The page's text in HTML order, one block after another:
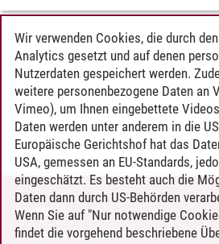
Timo Leder/30.06.2024
KONTAKT
LEUPHANA ALS ARBEITGEBER
Wir verwenden Cookies, die durch
Analytics gesetzt und auf denen
Nutzerdaten gespeichert werden.
weitere personenbezogene Daten an
Vimeo), um Ihnen eingebettete
Daten werden unter anderem in die
Europäische Gerichtshof hat das
USA, gemessen an EU-Standards,
eingeschätzt. Es besteht auch die
Daten dann durch US-Behörden
Wenn Sie auf "Nur notwendige
findet die vorgehend beschriebene